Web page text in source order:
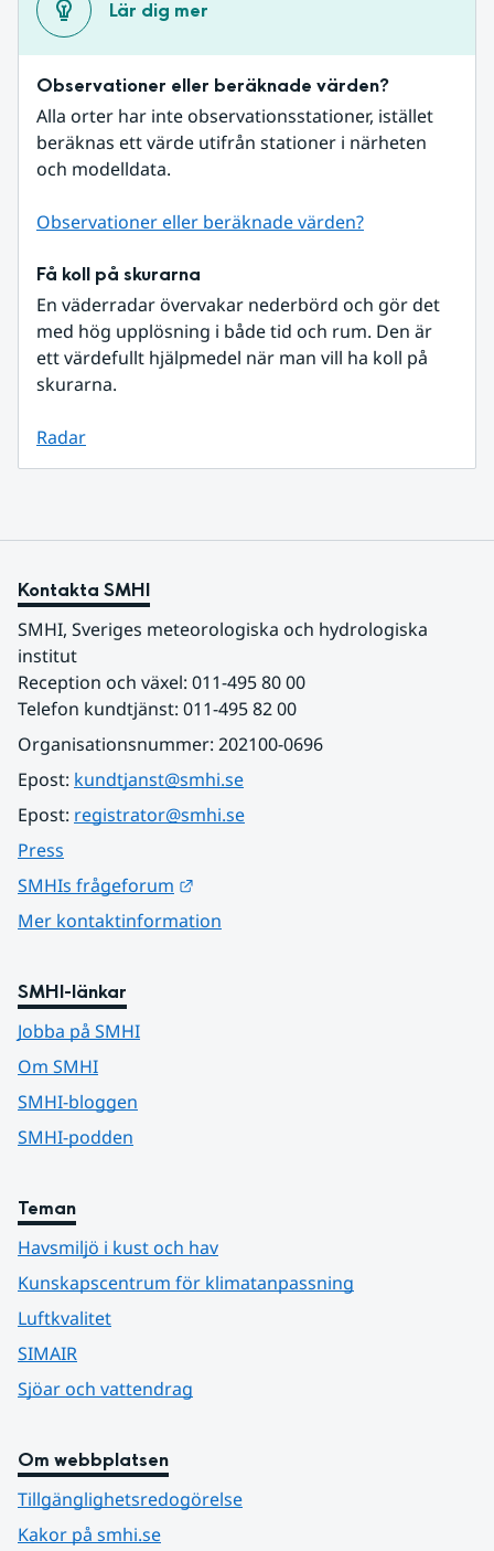
Lär dig mer
Observationer eller beräknade värden?
Alla orter har inte observationsstationer, istället
beräknas ett värde utifrån stationer i närheten
och modelldata.
Observationer eller beräknade värden?
Få koll på skurarna
En väderradar övervakar nederbörd och gör det
med hög upplösning i både tid och rum. Den är
ett värdefullt hjälpmedel när man vill ha koll på
skurarna.
Radar
Kontakta SMHI
SMHI, Sveriges meteorologiska och hydrologiska
institut
Reception och växel: 011-495 80 00
Telefon kundtjänst: 011-495 82 00
Organisationsnummer: 202100-0696
Epost: kundtjanst@smhi.se
Epost: registrator@smhi.se
Press
SMHIs frågeforum
Mer kontaktinformation
SMHI-länkar
Jobba på SMHI
Om SMHI
SMHI-bloggen
SMHI-podden
Teman
Havsmiljö i kust och hav
Kunskapscentrum för klimatanpassning
Luftkvalitet
SIMAIR
Sjöar och vattendrag
Om webbplatsen
Tillgänglighetsredogörelse
Kakor på smhi.se